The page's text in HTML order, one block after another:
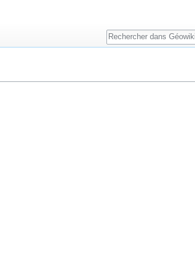
Rechercher